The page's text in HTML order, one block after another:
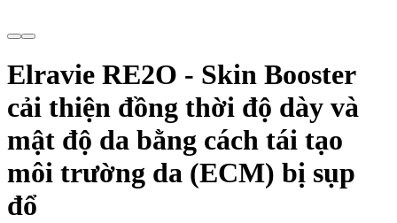
Elravie RE2O - Skin Booster
cải thiện đồng thời độ dày và
mật độ da bằng cách tái tạo
môi trường da (ECM) bị sụp
đổ